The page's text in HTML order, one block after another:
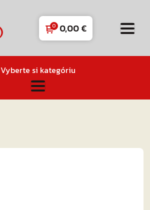
0,00€
Vyberte si kategóriu